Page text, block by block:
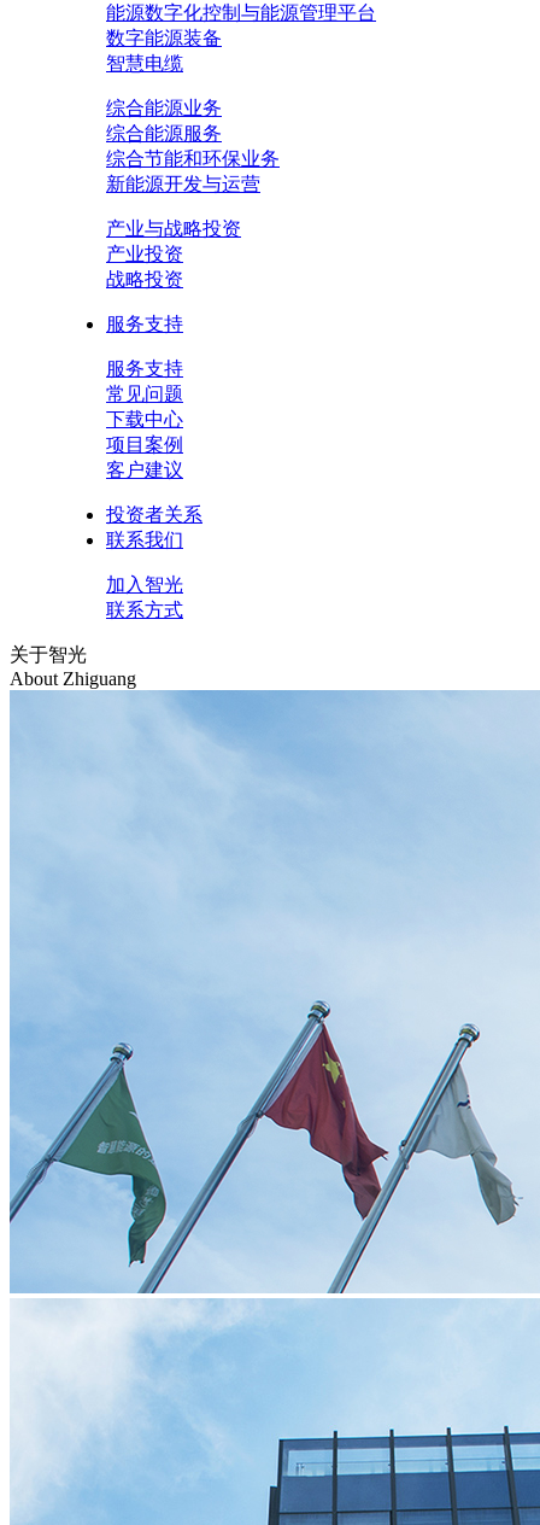
能源数字化控制与能源管理平台
数字能源装备
智慧电缆
综合能源业务
综合能源服务
综合节能和环保业务
新能源开发与运营
产业与战略投资
产业投资
战略投资
服务支持
服务支持
常见问题
下载中心
项目案例
客户建议
投资者关系
联系我们
加入智光
联系方式
关于智光
About Zhiguang